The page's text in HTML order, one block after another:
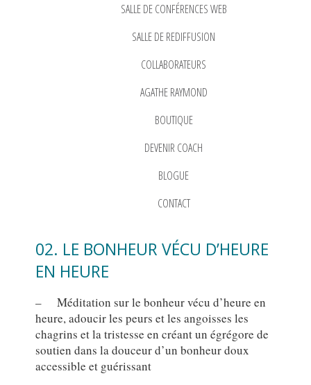
SALLE DE CONFÉRENCES WEB
SALLE DE REDIFFUSION
COLLABORATEURS
AGATHE RAYMOND
BOUTIQUE
DEVENIR COACH
BLOGUE
CONTACT
02. LE BONHEUR VÉCU D’HEURE
EN HEURE
– Méditation sur le bonheur vécu d’heure en
heure, adoucir les peurs et les angoisses les
chagrins et la tristesse en créant un égrégore de
soutien dans la douceur d’un bonheur doux
accessible et guérissant